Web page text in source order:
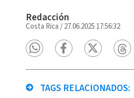
Redacción
Costa Rica /27.06.2025 17:56:32
TAGS RELACIONADOS: